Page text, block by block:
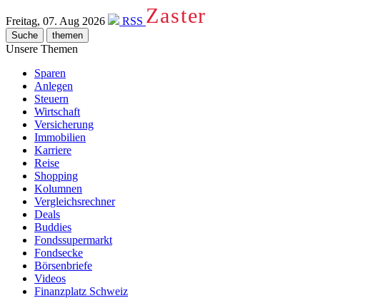
Freitag, 07. Aug 2026 RSS Zaster
Suche themen
Unsere Themen
Sparen
Anlegen
Steuern
Wirtschaft
Versicherung
Immobilien
Karriere
Reise
Shopping
Kolumnen
Vergleichsrechner
Deals
Buddies
Fondssupermarkt
Fondsecke
Börsenbriefe
Videos
Finanzplatz Schweiz